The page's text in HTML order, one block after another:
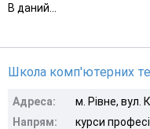
В даний...
Школа комп'ютерних
Адреса:
м. Рівне, вул.
Напрям:
курси